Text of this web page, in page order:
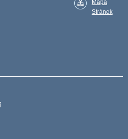
Mapa
Stránek